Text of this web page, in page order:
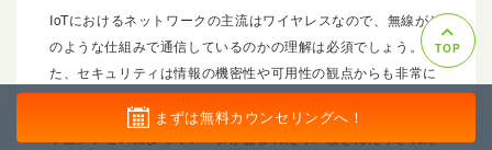
IoTにおけるネットワークの主流はワイヤレスなので、無線がど
のような仕組みで通信しているのかの理解は必須でしょう。ま
た、セキュリティは情報の機密性や可用性の観点からも非常に
重要です。
TOP
まずは無料カウンセリングへ！